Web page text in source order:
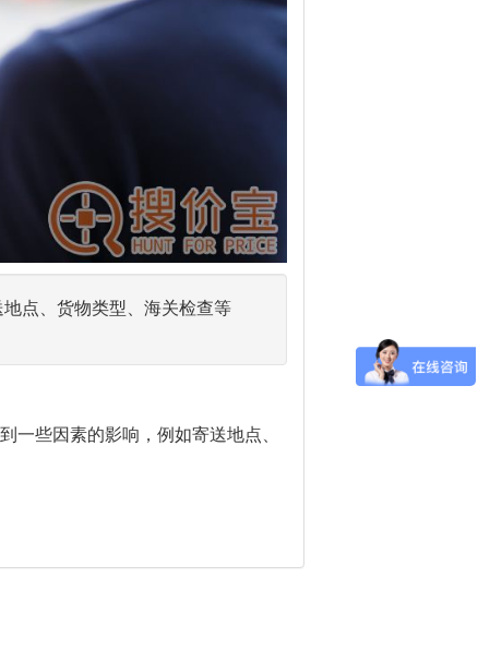
点、货物类型、海关检查等
些因素的影响，例如寄送地点、